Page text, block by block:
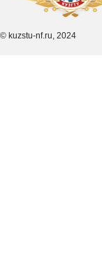
© kuzstu-nf.ru, 2024